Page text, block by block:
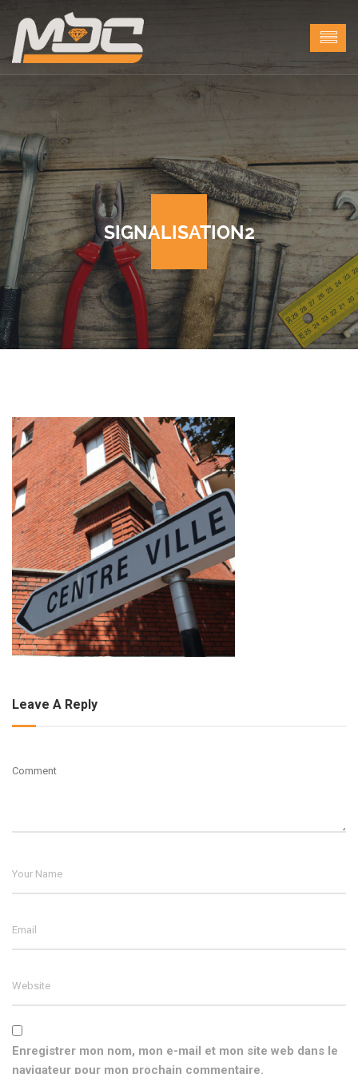
SIGNALISATION2
Leave A Reply
Enregistrer mon nom, mon e-mail et mon site web dans le
navigateur pour mon prochain commentaire.